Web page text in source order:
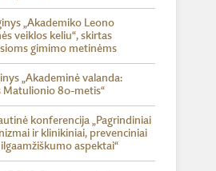
„Akademiko Leono
veiklos keliu“, skirtas
gimimo metinėms
„Akademinė valanda:
Matulionio 80-metis“
konferencija „Pagrindiniai
ir klinikiniai, prevenciniai
aspektai“